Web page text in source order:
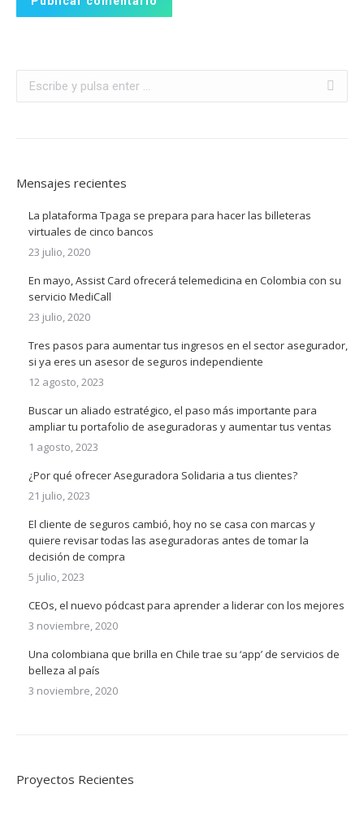
Buscar:
Mensajes recientes
La plataforma Tpaga se prepara para hacer las billeteras
virtuales de cinco bancos
23 julio, 2020
En mayo, Assist Card ofrecerá telemedicina en Colombia con su
servicio MediCall
23 julio, 2020
Tres pasos para aumentar tus ingresos en el sector asegurador,
si ya eres un asesor de seguros independiente
12 agosto, 2023
Buscar un aliado estratégico, el paso más importante para
ampliar tu portafolio de aseguradoras y aumentar tus ventas
1 agosto, 2023
¿Por qué ofrecer Aseguradora Solidaria a tus clientes?
21 julio, 2023
El cliente de seguros cambió, hoy no se casa con marcas y
quiere revisar todas las aseguradoras antes de tomar la
decisión de compra
5 julio, 2023
CEOs, el nuevo pódcast para aprender a liderar con los mejores
3 noviembre, 2020
Una colombiana que brilla en Chile trae su ‘app’ de servicios de
belleza al país
3 noviembre, 2020
Proyectos Recientes